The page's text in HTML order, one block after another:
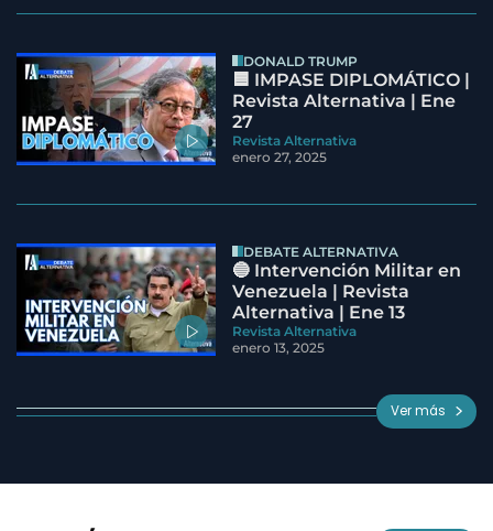
DONALD TRUMP
🟦 IMPASE DIPLOMÁTICO |
Revista Alternativa | Ene
27
Revista Alternativa
enero 27, 2025
DEBATE ALTERNATIVA
🔵 Intervención Militar en
Venezuela | Revista
Alternativa | Ene 13
Revista Alternativa
enero 13, 2025
Ver más